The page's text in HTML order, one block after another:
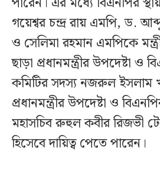
গয়েশ্বর চন্দ্র রায় এমপি, ড.
ও সেলিমা রহমান এমপিকে
ছাড়া প্রধানমন্ত্রীর উপদেষ্টা ও
কমিটির সদস্য নজরুল ইসলাম
প্রধানমন্ত্রীর উপদেষ্টা ও
মহাসচিব রুহুল কবীর রিজভী
হিসেবে দায়িত্ব পেতে পারেন।